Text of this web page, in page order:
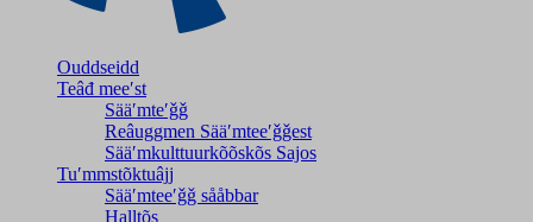
Ouddseidd
Teâđ meeʹst
Sääʹmteʹǧǧ
Reâuggmen Sääʹmteeʹǧǧest
Sääʹmkulttuurkõõskõs Sajos
Tuʹmmstõktuâjj
Sääʹmteeʹǧǧ sååbbar
Halltõs